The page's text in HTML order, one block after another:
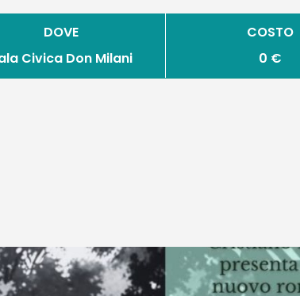
DOVE
Civica Don Milani
COSTO
0 €